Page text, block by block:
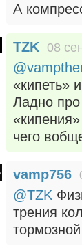
А
TZK 08
«кипеть»
Ладно про
чего
vamp756
@TZK
трения